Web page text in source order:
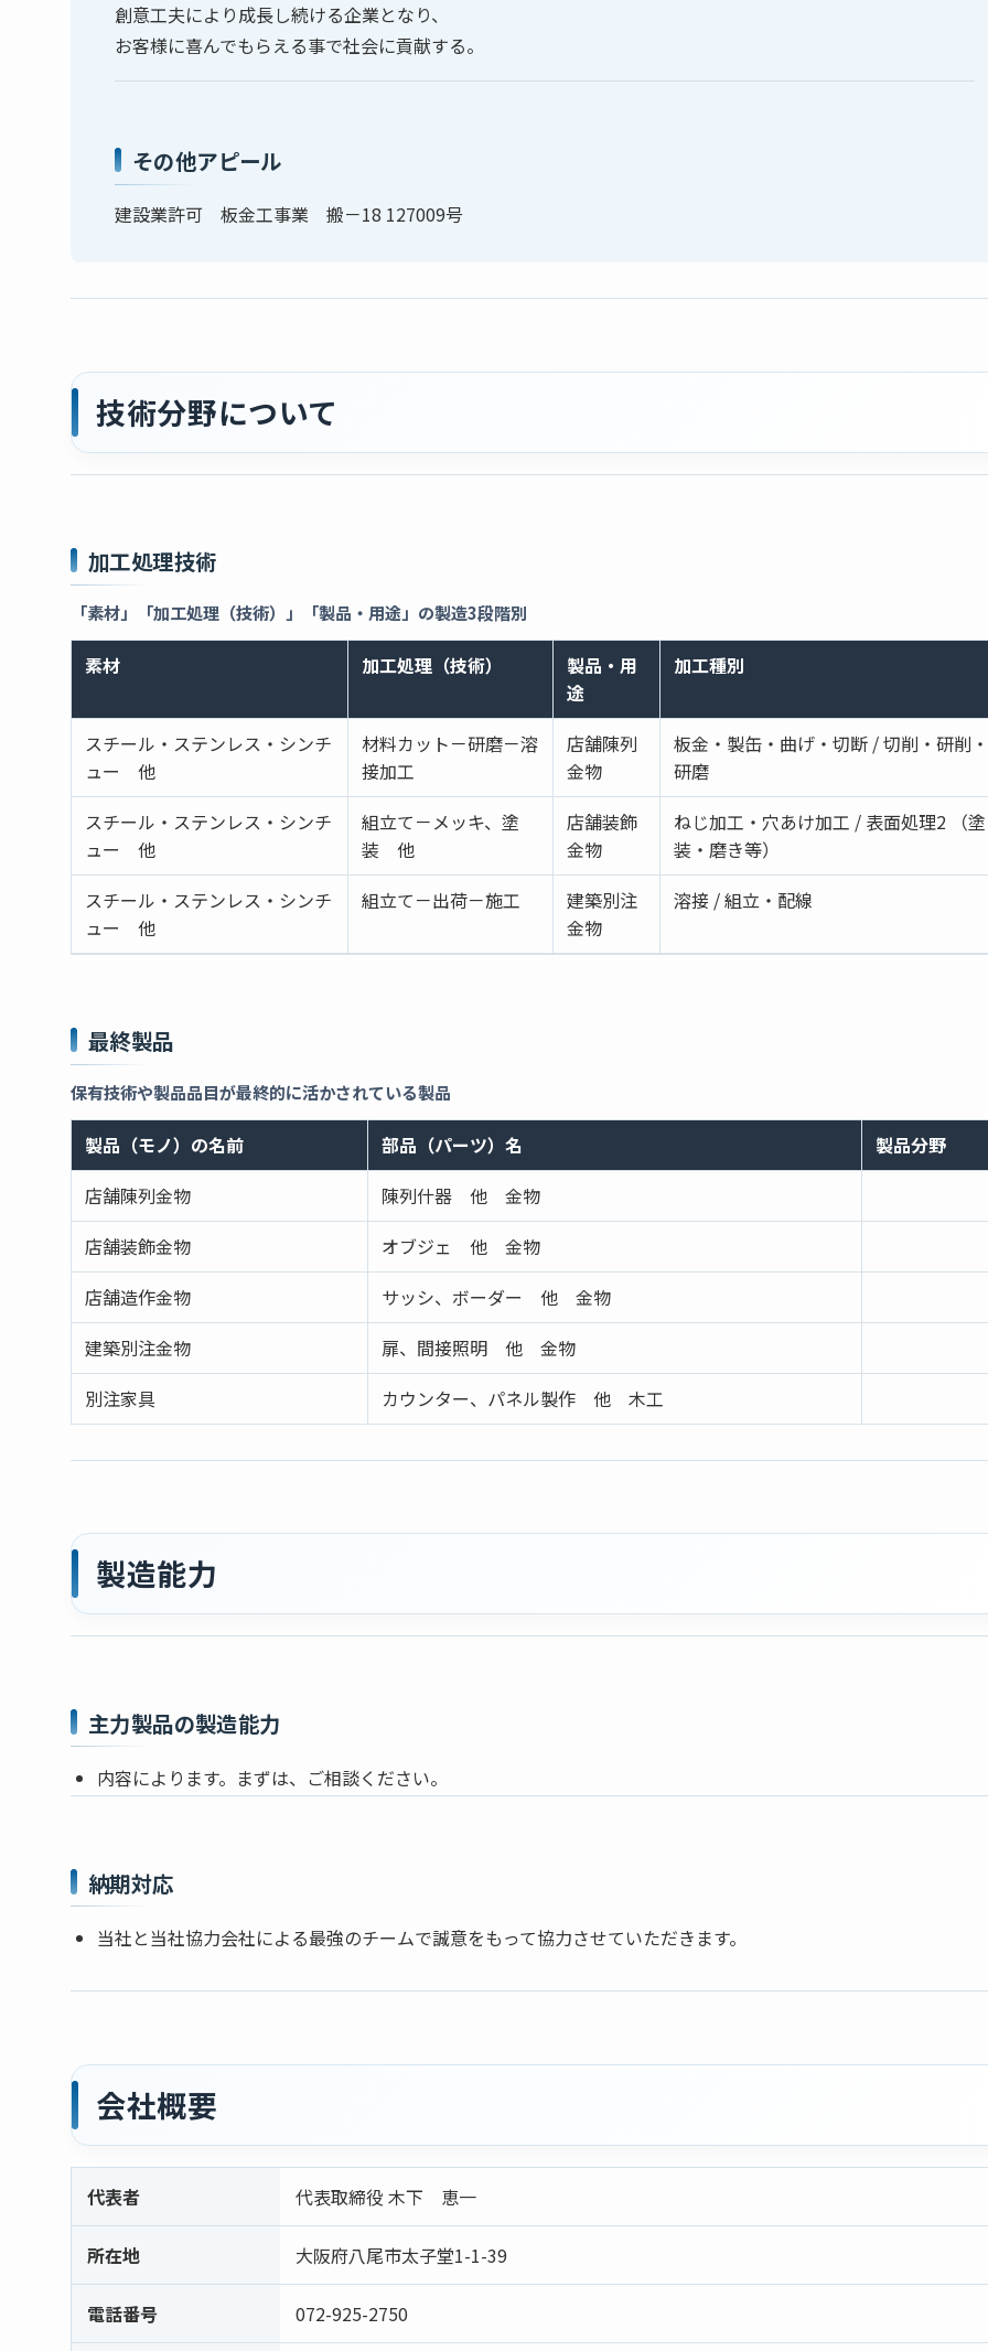
創意工夫により成長し続ける企業となり、
お客様に喜んでもらえる事で社会に貢献する。
その他アピール
建設業許可 板金工事業 搬－18 127009号
技術分野について
加工処理技術
「素材」「加工処理（技術）」「製品・用途」の製造3段階別
素材 加工処理（技術）
製品・用
途
加工種別
スチール・ステンレス・シンチ
ュー 他
材料カット－研磨－溶
接加工
店舗陳列
金物
板金・製缶・曲げ・切断 / 切削・研削・
研磨
スチール・ステンレス・シンチ
ュー 他
組立て－メッキ、塗
装 他
店舗装飾
金物
ねじ加工・穴あけ加工 / 表面処理2 （塗
装・磨き等）
スチール・ステンレス・シンチ
ュー 他
組立て－出荷－施工
建築別注
金物
溶接 / 組立・配線
最終製品
保有技術や製品品目が最終的に活かされている製品
製品（モノ）の名前 部品（パーツ）名
製品分野
店舗陳列金物
陳列什器 他 金物
店舗装飾金物
オブジェ 他 金物
店舗造作金物
サッシ、ボーダー 他 金物
建築別注金物
扉、間接照明 他 金物
別注家具
カウンター、パネル製作 他 木工
製造能力
主力製品の製造能力
内容によります。まずは、ご相談ください。
納期対応
当社と当社協力会社による最強のチームで誠意をもって協力させていただきます。
会社概要
代表者 代表取締役 木下 恵一
所在地 大阪府八尾市太子堂1-1-39
電話番号 072-925-2750